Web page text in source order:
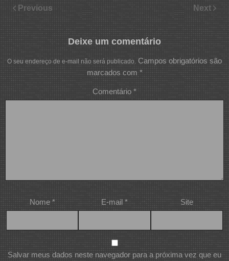
Previous Next
Deixe um comentário
O seu endereço de e-mail não será publicado. Campos obrigatórios são
marcados com *
Comentário *
Nome * E-mail * Site
Salvar meus dados neste navegador para a próxima vez que eu